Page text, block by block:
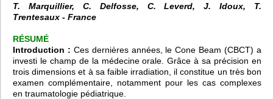
T. Marquillier, C. Delfosse, C. Leverd, J. Idoux, T.
Trentesaux - France
RÉSUMÉ
Introduction : Ces dernières années, leCone Beam (CBCT)a
investi le champ de la médecine orale. Grâce à sa précision en
trois dimensions et à sa faible irradiation, il constitue un très bon
examen complémentaire, notamment pour les cas complexes
en traumatologie pédiatrique.